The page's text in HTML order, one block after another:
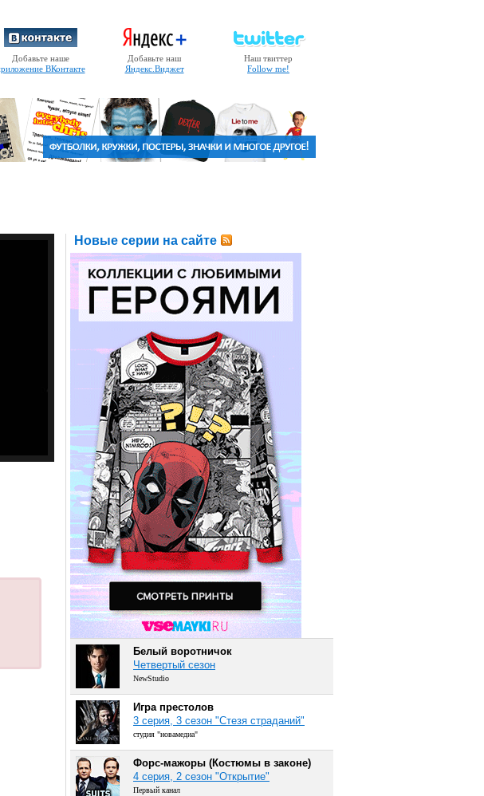
Добавьте наше
ВКонтакте
Добавьте наш
Яндекс.Виджет
Наш твиттер
Follow me!
Новые серии на сайте
Белый воротничок
Четвертый сезон
NewStudio
Игра престолов
3 серия, 3 сезон "Стезя страданий"
студия "новамедиа"
Форс-мажоры (Костюмы в законе)
4 серия, 2 сезон "Открытие"
Первый канал